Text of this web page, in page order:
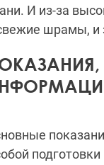
И из-за
шрамы, и